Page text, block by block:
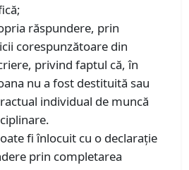
răspundere, prin
corespunzătoare din
privind faptul că, în
nu a fost destituită sau
individual de muncă
fi înlocuit cu o declarație
prin completarea